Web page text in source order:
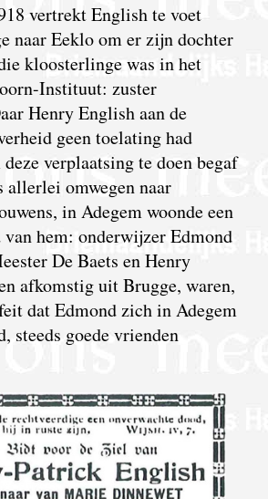
vertrekt English te voet
naar Eeklo om er zijn dochter
kloosterlinge was in het
Instituut: zuster
Henry English aan de
geen toelating had
verplaatsing te doen begaf
omwegen naar
in Adegem woonde een
van hem: onderwijzer Edmond
De Baets en Henry
afkomstig uit Brugge, waren,
dat Edmond zich in Adegem
steeds goede vrienden